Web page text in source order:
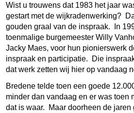
Wist u trouwens dat 1983 het jaar
gestart met de wijkradenwerking?
gouden graal van de inspraak. In
toenmalige burgemeester Willy
Jacky Maes, voor hun pionierswerk
inspraak en participatie. Die
dat werk zetten wij hier op vandaag
Bredene telde toen een goede
minder dan vandaag en er was toen
dat is waar. Maar doorheen de jaren